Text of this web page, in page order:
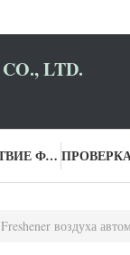
LTD.
ПУТЕШЕСТВИЕ ФАБРИКИ
воздуха